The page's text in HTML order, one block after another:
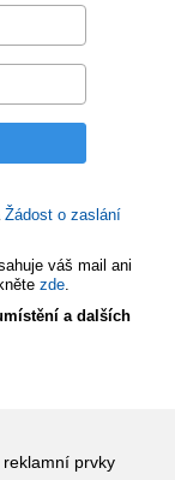
Žádost o zaslání
váš mail ani
zde.
a dalších
reklamní prvky